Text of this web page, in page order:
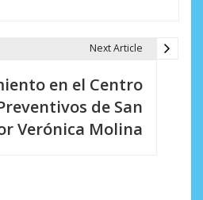
Next Article
en el Centro
de San
Verónica Molina